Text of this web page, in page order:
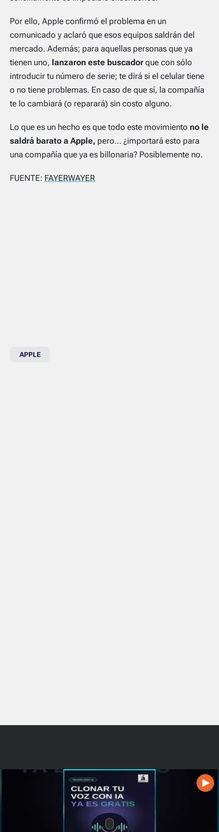
Por ello, Apple confirmó el problema en un
comunicado y aclaró que esos equipos saldrán del
mercado. Además; para aquellas personas que ya
tienen uno, lanzaron este buscador que con sólo
introducir tu número de serie; te dirá si el celular tiene
o no tiene problemas. En caso de que sí, la compañía
te lo cambiará (o reparará) sin costo alguno.
Lo que es un hecho es que todo este movimiento no le
saldrá barato a Apple, pero… ¿importará esto para
una compañía que ya es billonaria? Posiblemente no.
FUENTE: FAYERWAYER
APPLE